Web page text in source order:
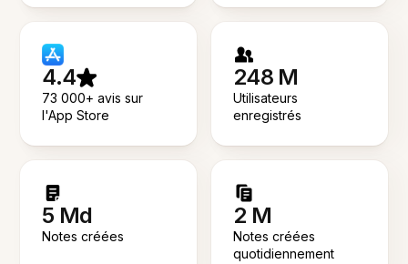
4.4
73 000+ avis sur
l'App Store
248 M
Utilisateurs
enregistrés
5 Md
Notes créées
2 M
Notes créées
quotidiennement